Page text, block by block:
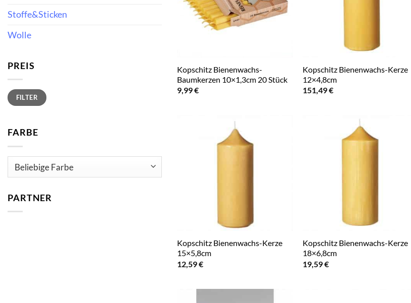
Stoffe&Sticken
Wolle
PREIS
Min.
Preis
Max.
PreisFILTER
FARBE
PARTNER
Kopschitz Bienenwachs-
Baumkerzen 10×1,3cm 20 Stück
9,99€
Kopschitz Bienenwachs-Kerze
12×4,8cm
151,49€
Kopschitz Bienenwachs-Kerze
15×5,8cm
12,59€
Kopschitz Bienenwachs-Kerze
18×6,8cm
19,59€